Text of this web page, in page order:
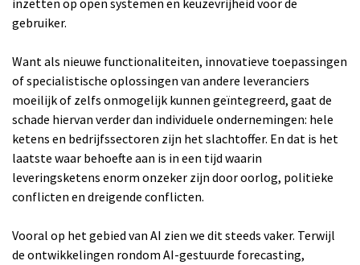
inzetten op open systemen en keuzevrijheid voor de
gebruiker.
Want als nieuwe functionaliteiten, innovatieve toepassingen
of specialistische oplossingen van andere leveranciers
moeilijk of zelfs onmogelijk kunnen geïntegreerd, gaat de
schade hiervan verder dan individuele ondernemingen: hele
ketens en bedrijfssectoren zijn het slachtoffer. En dat is het
laatste waar behoefte aan is in een tijd waarin
leveringsketens enorm onzeker zijn door oorlog, politieke
conflicten en dreigende conflicten.
Vooral op het gebied van AI zien we dit steeds vaker. Terwijl
de ontwikkelingen rondom AI-gestuurde forecasting,